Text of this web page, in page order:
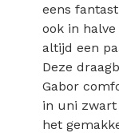
eens
ook in
altijd een
Deze
Gabor
in uni zwart
het